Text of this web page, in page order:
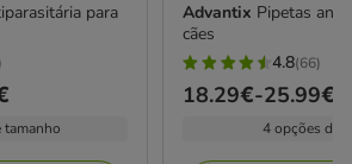
para
tamanho
Advantix Pipetas
cães
4.8
estrelas
4.8(66)
Preço
18.29€-25.99€
4 opções de